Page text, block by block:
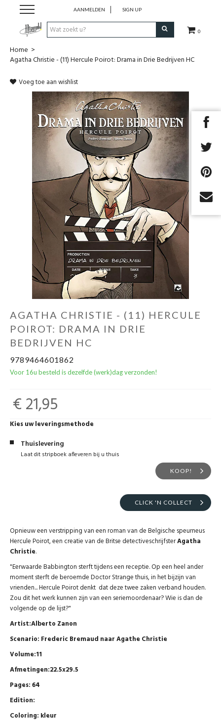
0
AANMELDEN SIGN UP
Strips
Comics
Nieuwsberichten
Pre release
Cadeaubon
RPG Sale
Home >
Agatha Christie - (11) Hercule Poirot: Drama in Drie Bedrijven HC
Voeg toe aan wishlist
AGATHA CHRISTIE - (11) HERCULE
POIROT: DRAMA IN DRIE
BEDRIJVEN HC
9789464601862
Voor 16u besteld is dezelfde (werk)dag verzonden!
€ 21,95
Kies uw leveringsmethode
Thuislevering
Laat dit stripboek afleveren bij u thuis
KOOP!
CLICK 'N COLLECT
Opnieuw een verstripping van een roman van de Belgische speurneus
Hercule Poirot, een creatie van de Britse detectiveschrijfsterAgatha
Christie.
"Eerwaarde Babbington sterft tijdens een receptie. Op een heel ander
moment sterft de beroemde Doctor Strange thuis, in het bijzijn van
vrienden... Hercule Poirot denkt dat deze twee zaken verband houden.
Zou dit het werk kunnen zijn van een seriemoordenaar? Wie is dan de
volgende op de lijst?"
Artist:Alberto Zanon
Scenario: Frederic Bremaud naar Agathe Christie
Volume:11
Afmetingen:22.5x29.5
Pages: 64
Edition:
Coloring: kleur